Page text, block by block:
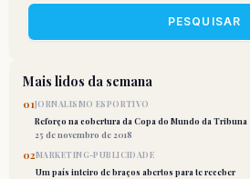
PESQUISAR
Mais lidos da semana
01JORNALISMO ESPORTIVO
Reforço na cobertura da Copa do Mundo da Tribuna
25 de novembro de 2018
02MARKETING-PUBLICIDADE
Um país inteiro de braços abertos para te receber